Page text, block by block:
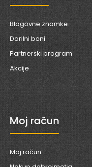
Blagovne znamke
Darilni boni
Partnerski program
Akcije
Moj račun
Moj račun